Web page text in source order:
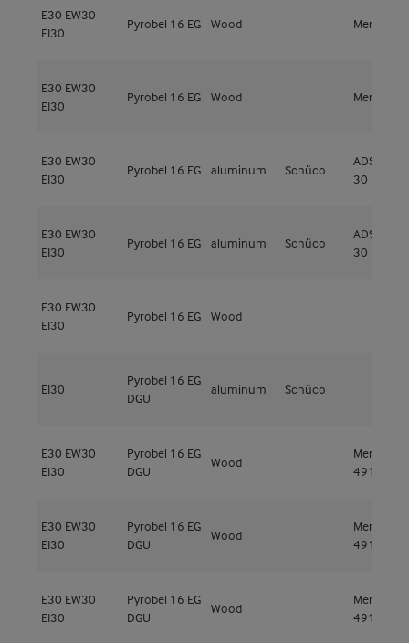
E30 EW30
EI30
Pyrobel 16 EG Wood Meranti
E30 EW30
EI30
Pyrobel 16 EG Wood Meranti
E30 EW30
EI30
Pyrobel 16 EG aluminum Schüco
ADS 80 FR
30
E30 EW30
EI30
Pyrobel 16 EG aluminum Schüco
ADS 80 FR
30
E30 EW30
EI30
Pyrobel 16 EG Wood
EI30
Pyrobel 16 EG
DGU
aluminum Schüco
E30 EW30
EI30
Pyrobel 16 EG
DGU
Wood
Meranti
491kg/m³
E30 EW30
EI30
Pyrobel 16 EG
DGU
Wood
Meranti
491kg/m³
E30 EW30
EI30
Pyrobel 16 EG
DGU
Wood
Meranti
491kg/m³